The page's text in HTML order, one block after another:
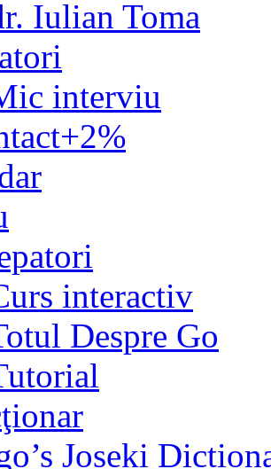
Iulian Toma
interviu
interactiv
Despre Go
Joseki